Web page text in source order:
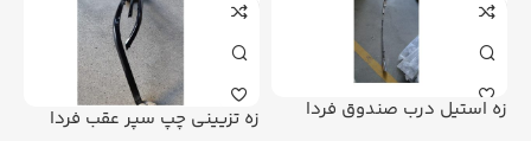
زه استیل درب صندوق فردا
زه تزیینی چپ سپر عقب فردا